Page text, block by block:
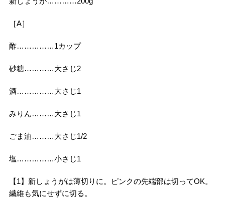
［A］
酢……………1カップ
砂糖…………大さじ2
酒……………大さじ1
みりん………大さじ1
ごま油………大さじ1/2
塩……………小さじ1
【1】新しょうがは薄切りに。ピンクの先端部は切ってOK。
繊維も気にせずに切る。